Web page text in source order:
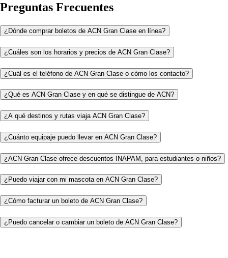
Preguntas Frecuentes
¿Dónde comprar boletos de ACN Gran Clase en línea?
¿Cuáles son los horarios y precios de ACN Gran Clase?
¿Cuál es el teléfono de ACN Gran Clase o cómo los contacto?
¿Qué es ACN Gran Clase y en qué se distingue de ACN?
¿A qué destinos y rutas viaja ACN Gran Clase?
¿Cuánto equipaje puedo llevar en ACN Gran Clase?
¿ACN Gran Clase ofrece descuentos INAPAM, para estudiantes o niños?
¿Puedo viajar con mi mascota en ACN Gran Clase?
¿Cómo facturar un boleto de ACN Gran Clase?
¿Puedo cancelar o cambiar un boleto de ACN Gran Clase?